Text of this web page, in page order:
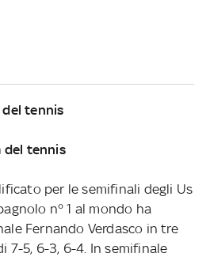
tennis
del tennis
per le semifinali degli Us
n° 1 al mondo ha
Fernando Verdasco in tre
7-5, 6-3, 6-4. In semifinale